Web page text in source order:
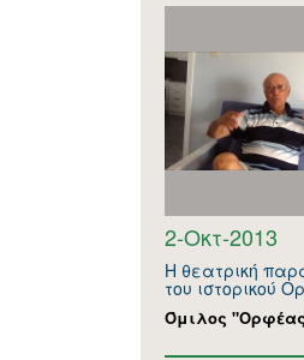
2-Οκτ-2013
Η θεατρική
του ιστορικού
Όμιλος